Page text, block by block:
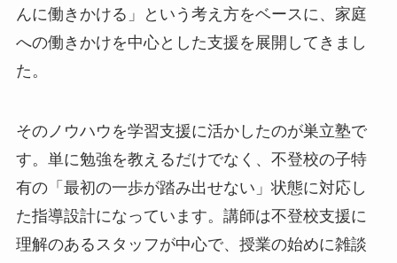
んに働きかける」という考え方をベースに、家庭
への働きかけを中心とした支援を展開してきまし
た。
そのノウハウを学習支援に活かしたのが巣立塾で
す。単に勉強を教えるだけでなく、不登校の子特
有の「最初の一歩が踏み出せない」状態に対応し
た指導設計になっています。講師は不登校支援に
理解のあるスタッフが中心で、授業の始めに雑談